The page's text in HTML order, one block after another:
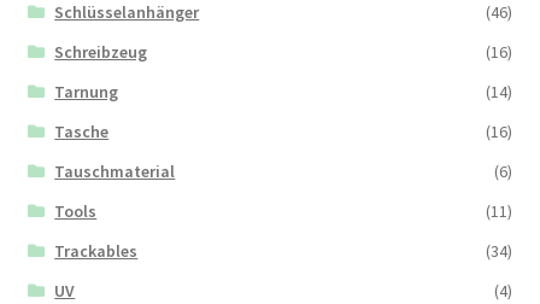
Schlüsselanhänger
(46)
Schreibzeug
(16)
Tarnung
(14)
Tasche
(16)
Tauschmaterial
(6)
Tools
(11)
Trackables
(34)
UV
(4)